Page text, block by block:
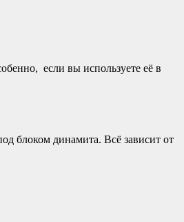
если вы используете её в
блоком динамита. Всё зависит от